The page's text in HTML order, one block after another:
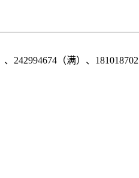
242994674（满）、181018702